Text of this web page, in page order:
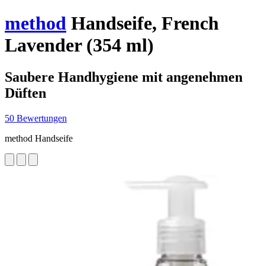
method Handseife, French
Lavender (354 ml)
Saubere Handhygiene mit angenehmen
Düften
50 Bewertungen
method Handseife